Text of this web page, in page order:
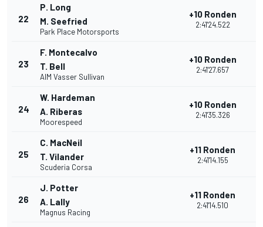
22
P. Long
M. Seefried
Park Place Motorsports
+10 Ronden
2:41'24.522
23
F. Montecalvo
T. Bell
AIM Vasser Sullivan
+10 Ronden
2:41'27.657
24
W. Hardeman
A. Riberas
Moorespeed
+10 Ronden
2:41'35.326
25
C. MacNeil
T. Vilander
Scuderia Corsa
+11 Ronden
2:41'14.155
26
J. Potter
A. Lally
Magnus Racing
+11 Ronden
2:41'14.510